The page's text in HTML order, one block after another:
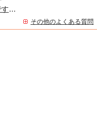
代金の支払いはどのような方法ですか？
その他のよくある質問